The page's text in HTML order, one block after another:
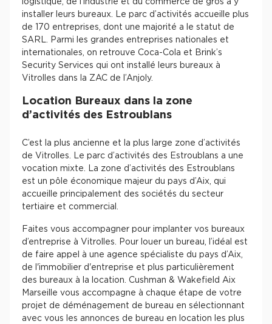
Cas Clients
logistique, de l’industrie et du commerce de gros à y
installer leurs bureaux. Le parc d’activités accueille plus
de 170 entreprises, dont une majorité a le statut de
SARL. Parmi les grandes entreprises nationales et
internationales, on retrouve Coca-Cola et Brink’s
Security Services qui ont installé leurs bureaux à
Vitrolles dans la ZAC de l’Anjoly.
Location Bureaux dans la zone
d’activités des Estroublans
C’est la plus ancienne et la plus large zone d’activités
de Vitrolles. Le parc d’activités des Estroublans a une
vocation mixte. La zone d’activités des Estroublans
est un pôle économique majeur du pays d’Aix, qui
accueille principalement des sociétés du secteur
tertiaire et commercial.
Faites vous accompagner pour implanter vos bureaux
d’entreprise à Vitrolles. Pour louer un bureau, l’idéal est
de faire appel à une agence spécialiste du pays d’Aix,
de l'immobilier d'entreprise et plus particulièrement
des bureaux à la location. Cushman & Wakefield Aix
Marseille vous accompagne à chaque étape de votre
projet de déménagement de bureau en sélectionnant
avec vous les annonces de bureau en location les plus